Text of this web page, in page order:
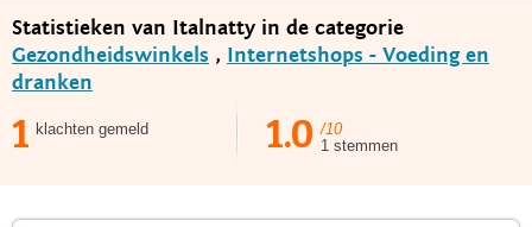
Statistieken van Italnatty in de categorie
Gezondheidswinkels , Internetshops - Voeding en
dranken
1 klachten gemeld 1.0 /10
1 stemmen